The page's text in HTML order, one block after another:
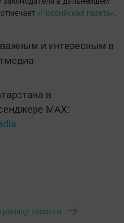
«Российская газета».
и интересным в
в
MАХ:
новости